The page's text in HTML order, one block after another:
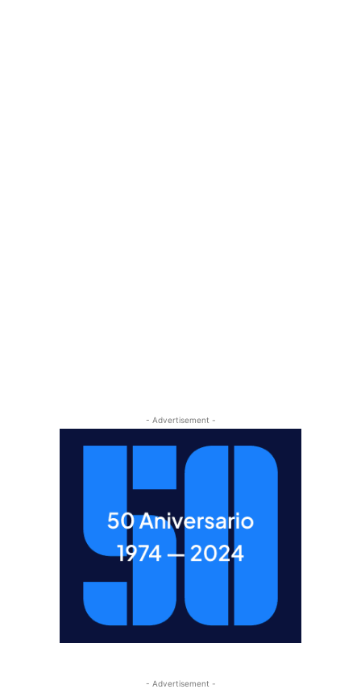
- Advertisement -
- Advertisement -